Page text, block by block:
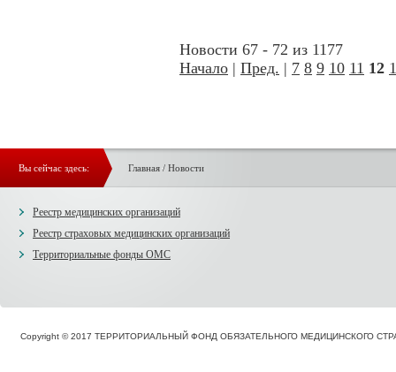
Новости 67 - 72 из 1177
Начало | Пред. | 7 8 9 10 11 12
Вы сейчас здесь: Главная/ Новости
Реестр медицинских организаций
Реестр страховых медицинских организаций
Территориальные фонды ОМС
Copyright © 2017 ТЕРРИТОРИАЛЬНЫЙ ФОНД ОБЯЗАТЕЛЬНОГО МЕДИЦИНСКОГО